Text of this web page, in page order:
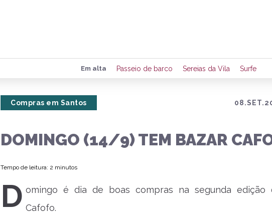
Preencha seus dados para
de eventos e notícias da
Em alta Passeio de barco Sereias da Vila Surfe
Compras em Santos
DOMINGO (14/9) TEM BAZAR
Tempo de leitura: 2 minutos
D omingo é dia de boas compras na segunda edição
Cafofo.